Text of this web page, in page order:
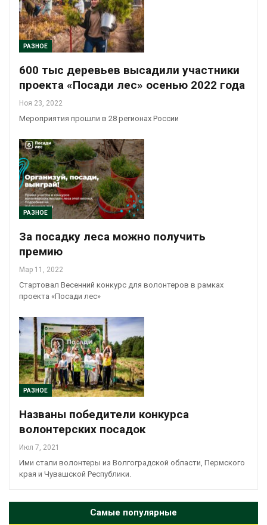
РАЗНОЕ
600 тыс деревьев высадили участники
проекта «Посади лес» осенью 2022 года
Ноя 23, 2022
Мероприятия прошли в 28 регионах России
РАЗНОЕ
За посадку леса можно получить
премию
Мар 11, 2022
Стартовал Весенний конкурс для волонтеров в рамках
проекта «Посади лес»
РАЗНОЕ
Названы победители конкурса
волонтерских посадок
Июл 7, 2021
Ими стали волонтеры из Волгоградской области, Пермского
края и Чувашской Республики.
Самые популярные